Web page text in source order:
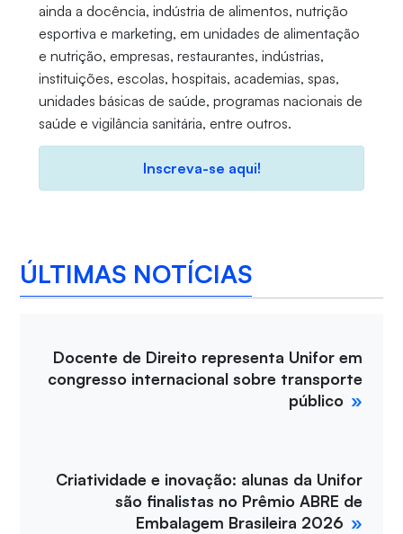
ainda a docência, indústria de alimentos, nutrição
esportiva e marketing, em unidades de alimentação
e nutrição, empresas, restaurantes, indústrias,
instituições, escolas, hospitais, academias, spas,
unidades básicas de saúde, programas nacionais de
saúde e vigilância sanitária, entre outros.
Inscreva-se aqui!
ÚLTIMAS NOTÍCIAS
Docente de Direito representa Unifor em
congresso internacional sobre transporte
público
Criatividade e inovação: alunas da Unifor
são finalistas no Prêmio ABRE de
Embalagem Brasileira 2026